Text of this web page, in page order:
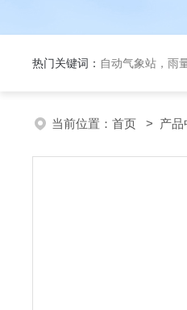
热门关键词： 自动气象站，雨
当前位置： 首页 > 产品